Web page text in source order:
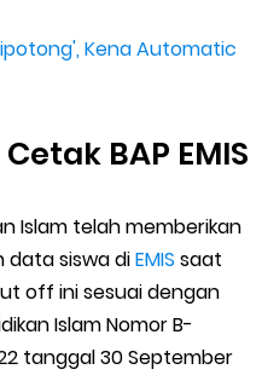
Kena Automatic
BAP EMIS
Islam telah memberikan
data siswa diEMIS saat
off ini sesuai dengan
Islam Nomor B-
tanggal 30 September